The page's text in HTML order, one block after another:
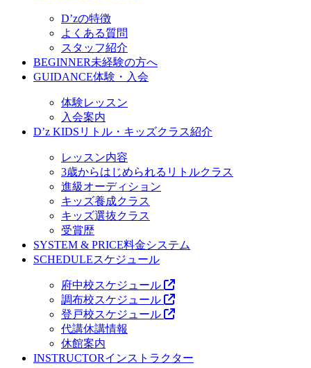
D’zの特徴
よくある質問
スタッフ紹介
BEGINNER未経験の方へ
GUIDANCE体験・入会
体験レッスン
入会案内
D’z KIDS リトル・キッズクラス紹介
レッスン内容
3歳からはじめられるリトルクラス
進級オーディション
キッズ養成クラス
キッズ選抜クラス
受賞歴
SYSTEM & PRICE料金システム
SCHEDULEスケジュール
府中校スケジュール
調布校スケジュール
登戸校スケジュール
代講休講情報
休館案内
INSTRUCTORインストラクター